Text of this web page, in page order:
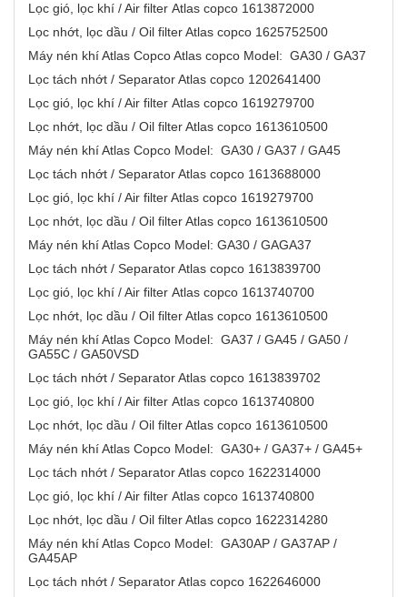
Lọc gió, lọc khí / Air filter Atlas copco 1613872000
Lọc nhớt, lọc dầu / Oil filter Atlas copco 1625752500
Máy nén khí Atlas Copco Atlas copco Model: GA30 / GA37
Lọc tách nhớt / Separator Atlas copco 1202641400
Lọc gió, lọc khí / Air filter Atlas copco 1619279700
Lọc nhớt, lọc dầu / Oil filter Atlas copco 1613610500
Máy nén khí Atlas Copco Model: GA30 / GA37 / GA45
Lọc tách nhớt / Separator Atlas copco 1613688000
Lọc gió, lọc khí / Air filter Atlas copco 1619279700
Lọc nhớt, lọc dầu / Oil filter Atlas copco 1613610500
Máy nén khí Atlas Copco Model: GA30 / GAGA37
Lọc tách nhớt / Separator Atlas copco 1613839700
Lọc gió, lọc khí / Air filter Atlas copco 1613740700
Lọc nhớt, lọc dầu / Oil filter Atlas copco 1613610500
Máy nén khí Atlas Copco Model: GA37 / GA45 / GA50 /
GA55C / GA50VSD
Lọc tách nhớt / Separator Atlas copco 1613839702
Lọc gió, lọc khí / Air filter Atlas copco 1613740800
Lọc nhớt, lọc dầu / Oil filter Atlas copco 1613610500
Máy nén khí Atlas Copco Model: GA30+ / GA37+ / GA45+
Lọc tách nhớt / Separator Atlas copco 1622314000
Lọc gió, lọc khí / Air filter Atlas copco 1613740800
Lọc nhớt, lọc dầu / Oil filter Atlas copco 1622314280
Máy nén khí Atlas Copco Model: GA30AP / GA37AP /
GA45AP
Lọc tách nhớt / Separator Atlas copco 1622646000